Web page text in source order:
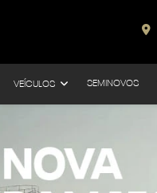
VEÍCULOS SEMINOVOS